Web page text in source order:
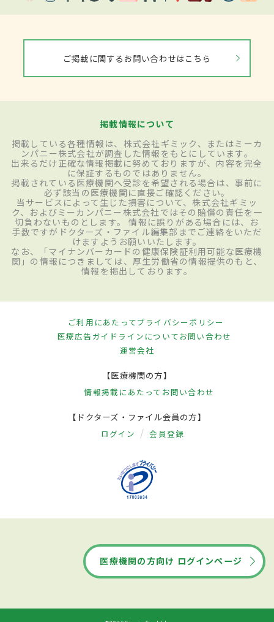
ご掲載に関するお問い合わせはこちら
掲載情報について
掲載している各種情報は、株式会社ギミック、またはミーカ
ンパニー株式会社が調査した情報をもとにしています。
出来るだけ正確な情報掲載に努めておりますが、内容を完全
に保証するものではありません。
掲載されている医療機関へ受診を希望される場合は、事前に
必ず該当の医療機関に直接ご確認ください。
当サービスによって生じた損害について、株式会社ギミッ
ク、およびミーカンパニー株式会社ではその賠償の責任を一
切負わないものとします。 情報に誤りがある場合には、お
手数ですがドクターズ・ファイル編集部までご連絡をいただ
けますようお願いいたします。
なお、「マイナンバーカードの健康保険証利用可能な医療機
関」の情報につきましては、厚生労働省の情報提供のもと、
情報を掲出しております。
ご利用にあたってプライバシーポリシー
医療広告ガイドラインについてお問い合わせ
運営会社
【医療機関の方】
情報掲載にあたって お問い合わせ
【ドクターズ・ファイル会員の方】
ログイン 会員登録
医療機関の方向け ログインページ